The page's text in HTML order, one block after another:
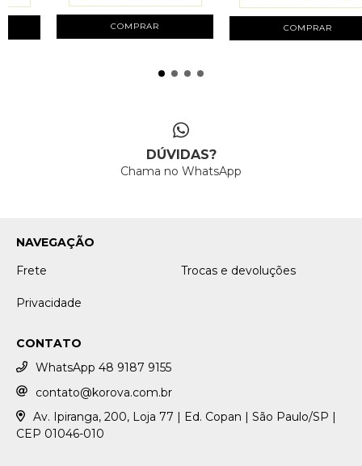
COMPRAR COMPRAR
DÚVIDAS?
Chama no WhatsApp
NAVEGAÇÃO
Frete
Trocas e devoluções
Privacidade
CONTATO
WhatsApp 48 9187 9155
contato@korova.com.br
Av. Ipiranga, 200, Loja 77 | Ed. Copan | São Paulo/SP |
CEP 01046-010